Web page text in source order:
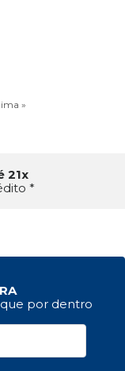
»
21x
*
por dentro